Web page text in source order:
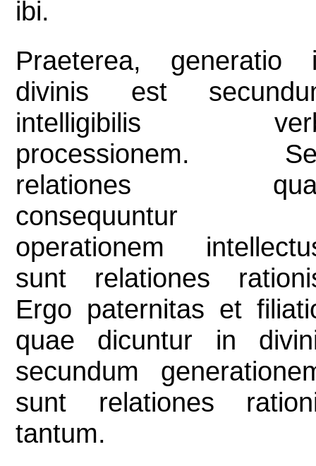
ibi.
Praeterea, generatio
divinis est
intelligibilis
processionem.
relationes
consequuntur
operationem
sunt relationes
Ergo paternitas et
quae dicuntur in
secundum
sunt relationes
tantum.